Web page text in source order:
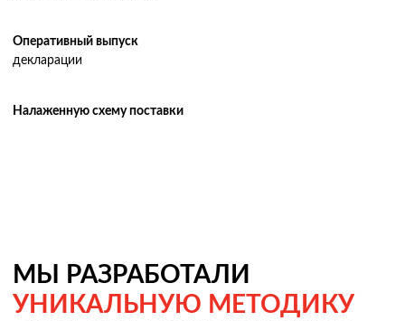
Оперативный выпуск
декларации
Налаженную схему поставки
МЫ РАЗРАБОТАЛИ
УНИКАЛЬНУЮ МЕТОДИКУ